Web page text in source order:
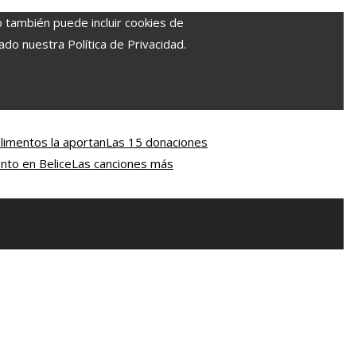
puede incluir cookies de
nuestra Política de Privacidad.
la aportanLas 15 donaciones
en BeliceLas canciones más